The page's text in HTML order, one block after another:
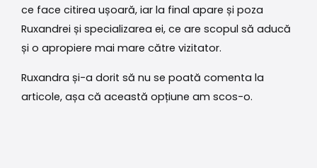
ce face citirea ușoară, iar la final apare și poza
Ruxandrei și specializarea ei, ce are scopul să aducă
și o apropiere mai mare către vizitator.
Ruxandra și-a dorit să nu se poată comenta la
articole, așa că această opțiune am scos-o.